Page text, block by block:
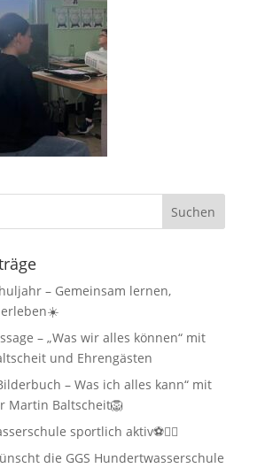
– Gemeinsam lernen,
– „Was wir alles können“ mit
und Ehrengästen
– Was ich alles kann“ mit
Martin Baltscheit🦁
sportlich aktiv⚽🏃‍♂️
die GGS Hundertwasserschule